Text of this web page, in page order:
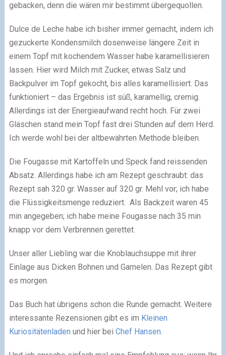
gebacken, denn die wären mir bestimmt übergequollen.
Dulce de Leche habe ich bisher immer gemacht, indem ich
gezuckerte Kondensmilch dosenweise längere Zeit in
einem Topf mit kochendem Wasser habe karamellisieren
lassen. Hier wird Milch mit Zucker, etwas Salz und
Backpulver im Topf gekocht, bis alles karamellisiert. Das
funktioniert – das Ergebnis ist süß, karamellig, cremig.
Allerdings ist der Energieaufwand recht hoch. Für zwei
Gläschen stand mein Topf fast drei Stunden auf dem Herd.
Ich werde wohl bei der altbewährten Methode bleiben.
Die Fougasse mit Kartoffeln und Speck fand reissenden
Absatz. Allerdings habe ich am Rezept geschraubt: das
Rezept sah 320 gr. Wasser auf 320 gr. Mehl vor; ich habe
die Flüssigkeitsmenge reduziert. Als Backzeit waren 45
min angegeben; ich habe meine Fougasse nach 35 min
knapp vor dem Verbrennen gerettet.
Unser aller Liebling war die Knoblauchsuppe mit ihrer
Einlage aus Dicken Bohnen und Garnelen. Das Rezept gibt
es morgen.
Das Buch hat übrigens schon die Runde gemacht. Weitere
interessante Rezensionen gibt es im Kleinen
Kuriositätenladen und hier bei Chef Hansen.